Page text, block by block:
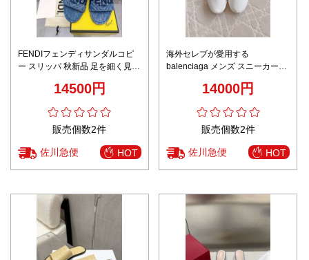
FENDIフェンディサンダルコピ
ー スリッパ 秋新品 足を細く見せ
14500円
販売個数2件
佐川急便 HOT
海外セレブが愛用する
balenciaga メンズ スニーカー偽
兼用 シンプル 軽量 ホワイト
14000円
販売個数2件
佐川急便 HOT